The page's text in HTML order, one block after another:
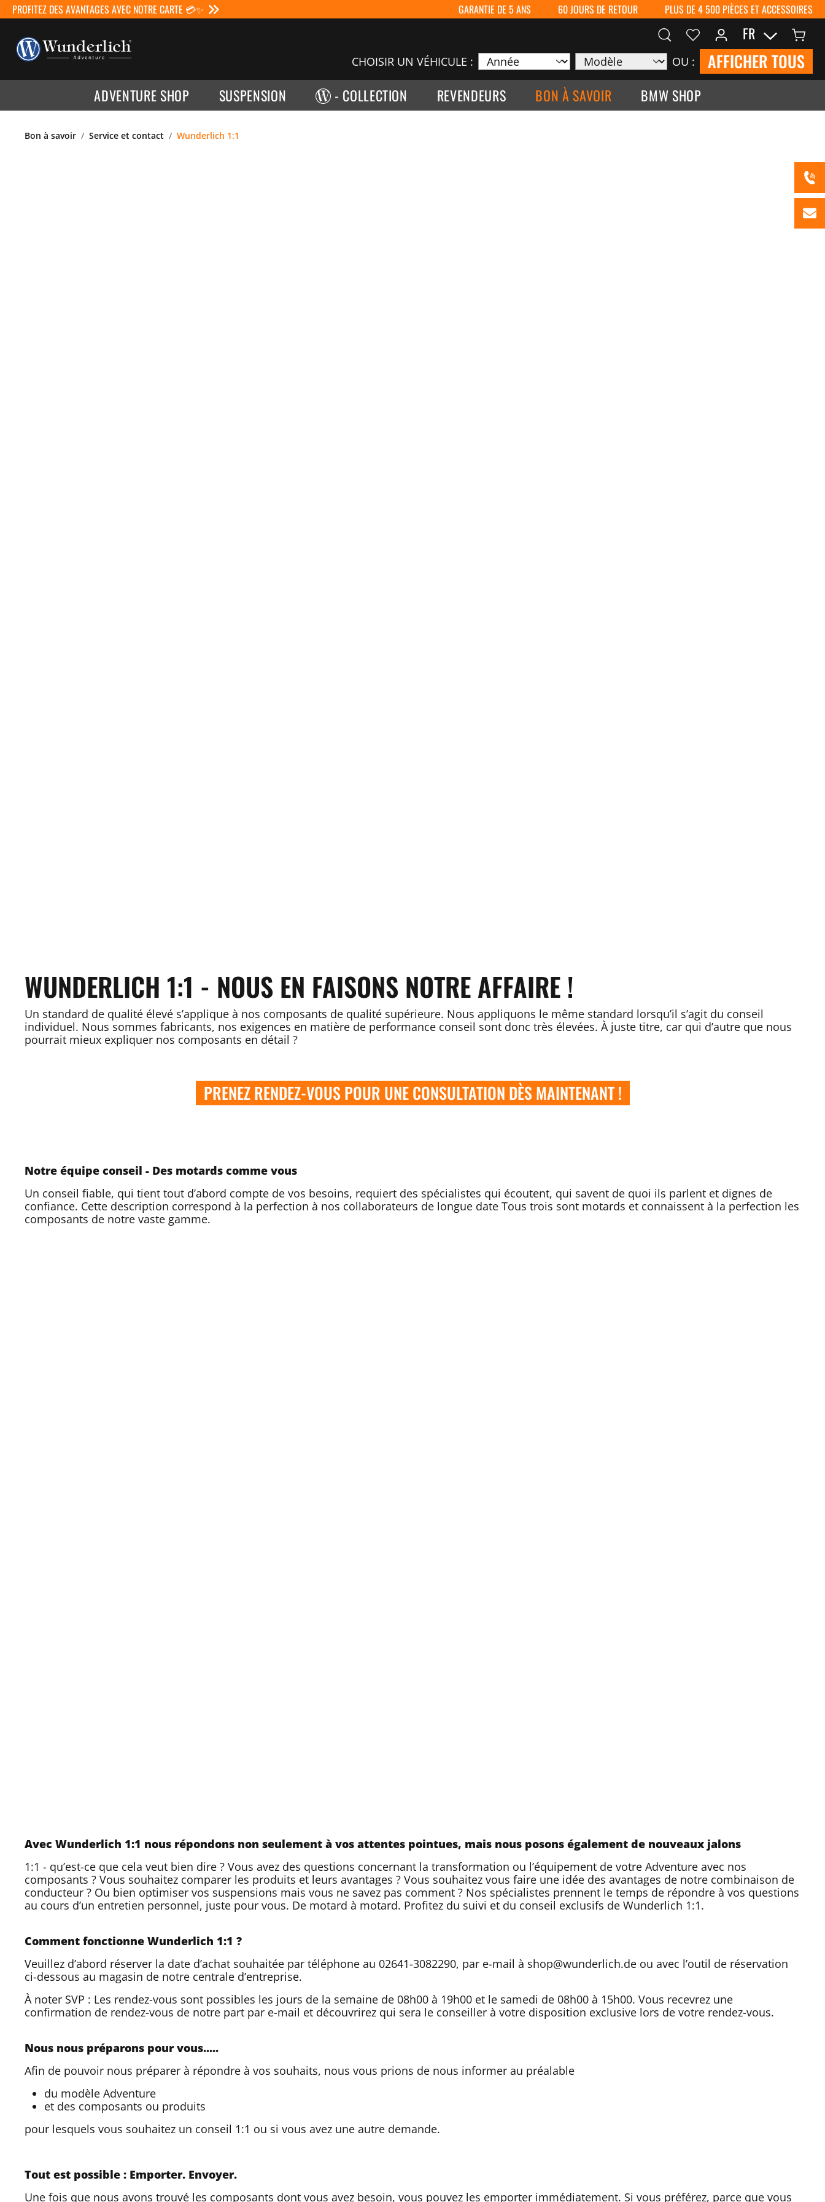
PROFITEZ DES AVANTAGES AVEC NOTRE CARTE 💳✨ GARANTIE DE 5 ANS 60 JOURS DE RETOUR PLUS DE 4 500 PIÈCES ET ACCESSOIRES
CHOISIR UN VÉHICULE : OU : AFFICHER TOUS
FR
ADVENTURE SHOP SUSPENSION - COLLECTION REVENDEURS BON À SAVOIR BMW SHOP
Bon à savoir Service et contact Wunderlich 1:1
WUNDERLICH 1:1 - NOUS EN FAISONS NOTRE AFFAIRE !
Un standard de qualité élevé s’applique à nos composants de qualité supérieure. Nous appliquons le même standard lorsqu’il s’agit du conseil
individuel. Nous sommes fabricants, nos exigences en matière de performance conseil sont donc très élevées. À juste titre, car qui d’autre que nous
pourrait mieux expliquer nos composants en détail ?
PRENEZ RENDEZ-VOUS POUR UNE CONSULTATION DÈS MAINTENANT !
Notre équipe conseil - Des motards comme vous
Un conseil fiable, qui tient tout d’abord compte de vos besoins, requiert des spécialistes qui écoutent, qui savent de quoi ils parlent et dignes de
confiance. Cette description correspond à la perfection à nos collaborateurs de longue date Tous trois sont motards et connaissent à la perfection les
composants de notre vaste gamme.
Avec Wunderlich 1:1 nous répondons non seulement à vos attentes pointues, mais nous posons également de nouveaux jalons
1:1 - qu’est-ce que cela veut bien dire ? Vous avez des questions concernant la transformation ou l’équipement de votre Adventure avec nos
composants ? Vous souhaitez comparer les produits et leurs avantages ? Vous souhaitez vous faire une idée des avantages de notre combinaison de
conducteur ? Ou bien optimiser vos suspensions mais vous ne savez pas comment ? Nos spécialistes prennent le temps de répondre à vos questions
au cours d’un entretien personnel, juste pour vous. De motard à motard. Profitez du suivi et du conseil exclusifs de Wunderlich 1:1.
Comment fonctionne Wunderlich 1:1 ?
Veuillez d’abord réserver la date d’achat souhaitée par téléphone au 02641-3082290, par e-mail à shop@wunderlich.de ou avec l’outil de réservation
ci-dessous au magasin de notre centrale d’entreprise.
À noter SVP : Les rendez-vous sont possibles les jours de la semaine de 08h00 à 19h00 et le samedi de 08h00 à 15h00. Vous recevrez une
confirmation de rendez-vous de notre part par e-mail et découvrirez qui sera le conseiller à votre disposition exclusive lors de votre rendez-vous.
Nous nous préparons pour vous.....
Afin de pouvoir nous préparer à répondre à vos souhaits, nous vous prions de nous informer au préalable
du modèle Adventure
et des composants ou produits
pour lesquels vous souhaitez un conseil 1:1 ou si vous avez une autre demande.
Tout est possible : Emporter. Envoyer.
Une fois que nous avons trouvé les composants dont vous avez besoin, vous pouvez les emporter immédiatement. Si vous préférez, parce que vous